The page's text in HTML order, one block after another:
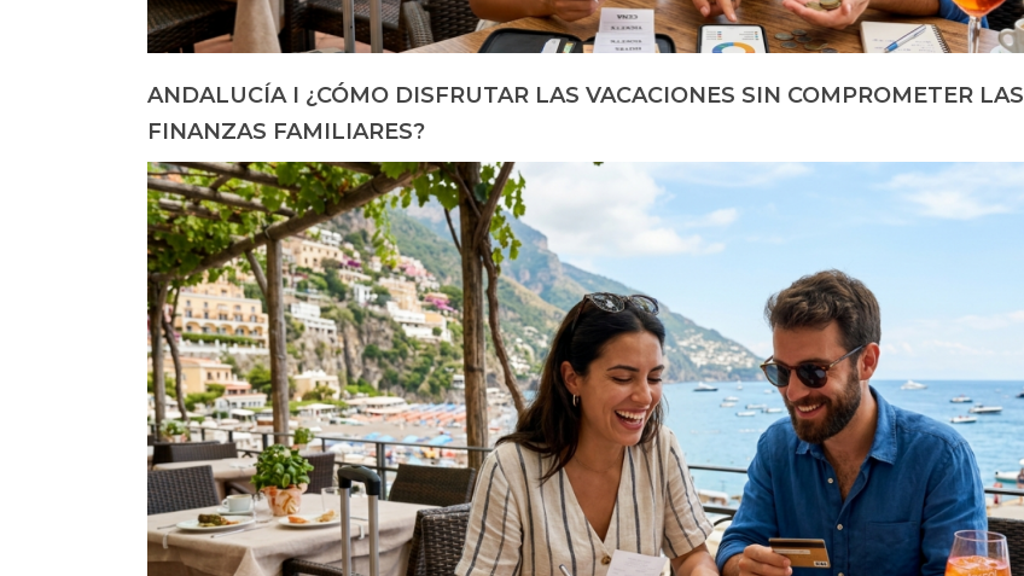
ANDALUCÍA I ¿CÓMO DISFRUTAR LAS VACACIONES SIN COMPROMETER LAS
FINANZAS FAMILIARES?